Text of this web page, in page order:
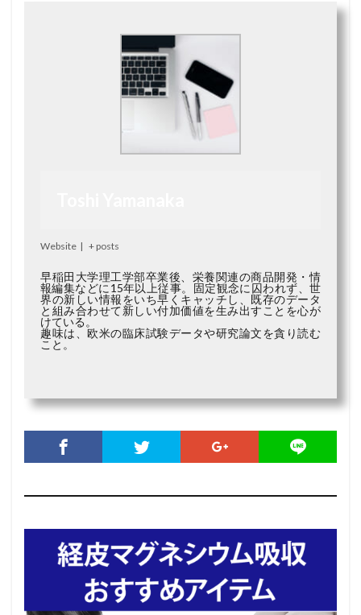
Website | + posts
早稲田大学理工学部卒業後、栄養関連の商品開発・情
報編集などに15年以上従事。固定観念に囚われず、世
界の新しい情報をいち早くキャッチし、既存のデータ
と組み合わせて新しい付加価値を生み出すことを心が
けている。
趣味は、欧米の臨床試験データや研究論文を貪り読む
こと。